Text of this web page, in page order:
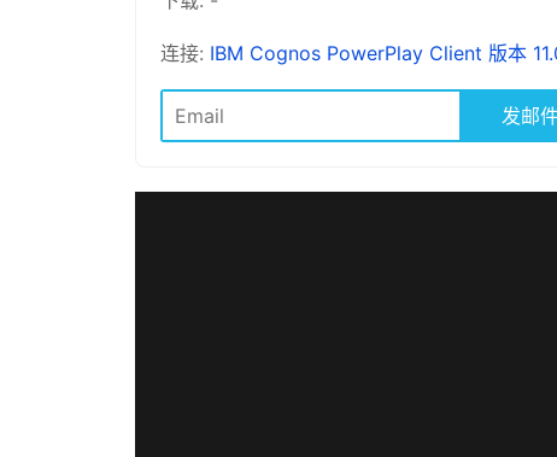
连接: IBM Cognos PowerPlay Client 版本
发邮